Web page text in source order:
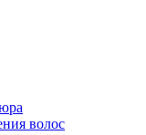
волос